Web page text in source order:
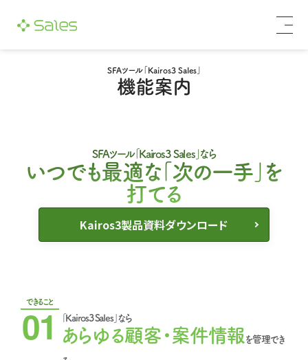
SFAツール「Kairos3 Sales」
機能案内
SFAツール｢Kairos3 Sales｣なら
いつでも最適な｢次の一手｣を
打てる
Kairos3製品資料ダウンロード
できること
01 ｢Kairos3 Sales｣なら
あらゆる顧客・案件情報 を管理でき